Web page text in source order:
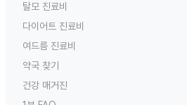
탈모 진료비
다이어트 진료비
여드름 진료비
약국 찾기
건강 매거진